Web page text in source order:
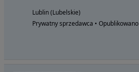
Lublin (Lubelskie)
Prywatny sprzedawca • Opublikowano